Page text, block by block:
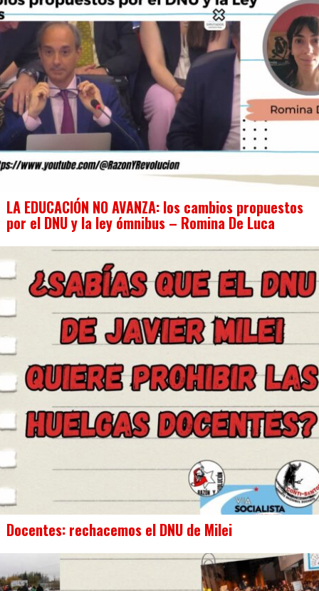
LA EDUCACIÓN NO AVANZA: los cambios propuestos
por el DNU y la ley ómnibus – Romina De Luca
Docentes: rechacemos el DNU de Milei